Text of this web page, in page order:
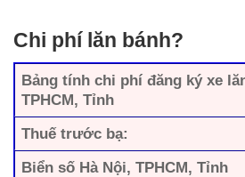
Chi phí lăn bánh?
Bảng tính chi phí đăng ký xe
TPHCM, Tỉnh
Thuế trước bạ:
Biển số Hà Nội, TPHCM, Tỉnh